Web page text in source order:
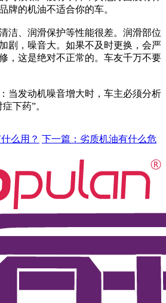
牌的机油不适合你的车。
、润滑保护等性能很差。润滑部位
剧，噪音大。如果不及时更换，会严
，这是绝对不正常的。车友千万不要
发动机噪音增大时，车主必须分析
下药”。
么用？ 下一篇：劣质机油有什么危